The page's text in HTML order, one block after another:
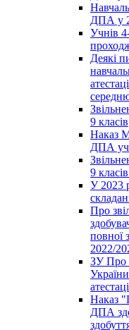
ДПА у
Учнів
Деякі
9 класів
Наказ
ДПА
9
У 2023
Про
повної
2022/
ЗУ Про
Наказ
ДПА